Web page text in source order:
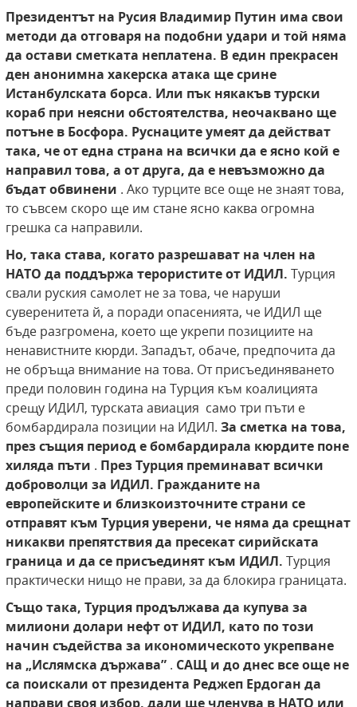
Президентът на Русия Владимир Путин има свои
методи да отговаря на подобни удари и той няма
да остави сметката неплатена. В един прекрасен
ден анонимна хакерска атака ще срине
Истанбулската борса. Или пък някакъв турски
кораб при неясни обстоятелства, неочаквано ще
потъне в Босфора. Руснаците умеят да действат
така, че от една страна на всички да е ясно кой е
направил това, а от друга, да е невъзможно да
бъдат обвинени . Ако турците все още не знаят това,
то съвсем скоро ще им стане ясно каква огромна
грешка са направили.
Но, така става, когато разрешават на член на
НАТО да поддържа терористите от ИДИЛ. Турция
свали руския самолет не за това, че наруши
суверенитета й, а поради опасенията, че ИДИЛ ще
бъде разгромена, което ще укрепи позициите на
ненавистните кюрди. Западът, обаче, предпочита да
не обръща внимание на това. От присъединяването
преди половин година на Турция към коалицията
срещу ИДИЛ, турската авиация само три пъти е
бомбардирала позиции на ИДИЛ. За сметка на това,
през същия период е бомбардирала кюрдите поне
хиляда пъти . През Турция преминават всички
доброволци за ИДИЛ. Гражданите на
европейските и близкоизточните страни се
отправят към Турция уверени, че няма да срещнат
никакви препятствия да пресекат сирийската
граница и да се присъединят към ИДИЛ. Турция
практически нищо не прави, за да блокира границата.
Също така, Турция продължава да купува за
милиони долари нефт от ИДИЛ, като по този
начин съдейства за икономическото укрепване
на „Ислямска държава” . САЩ и до днес все още не
са поискали от президента Реджеп Ердоган да
направи своя избор, дали ще членува в НАТО или